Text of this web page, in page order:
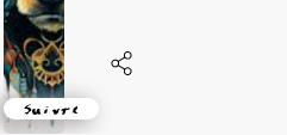
Suivre